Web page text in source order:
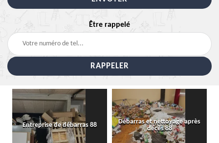
Être rappelé
Entreprise de débarras 88
Débarras et nettoyage après
décès 88